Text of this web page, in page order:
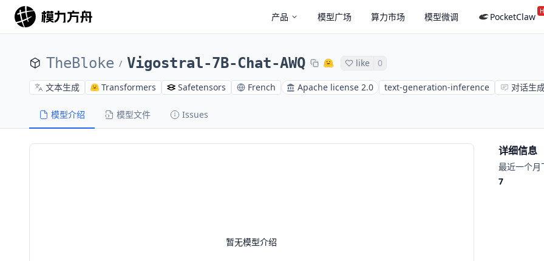
产品 模型广场 算力市场 模型微调 PocketClaw
TheBloke / Vigostral-7B-Chat-AWQ like 0
文本生成 Transformers Safetensors French Apache license 2.0 text-generation-inference 对话生
模型介绍 模型文件 Issues
暂无模型介绍
详细信息
最近一个月
7